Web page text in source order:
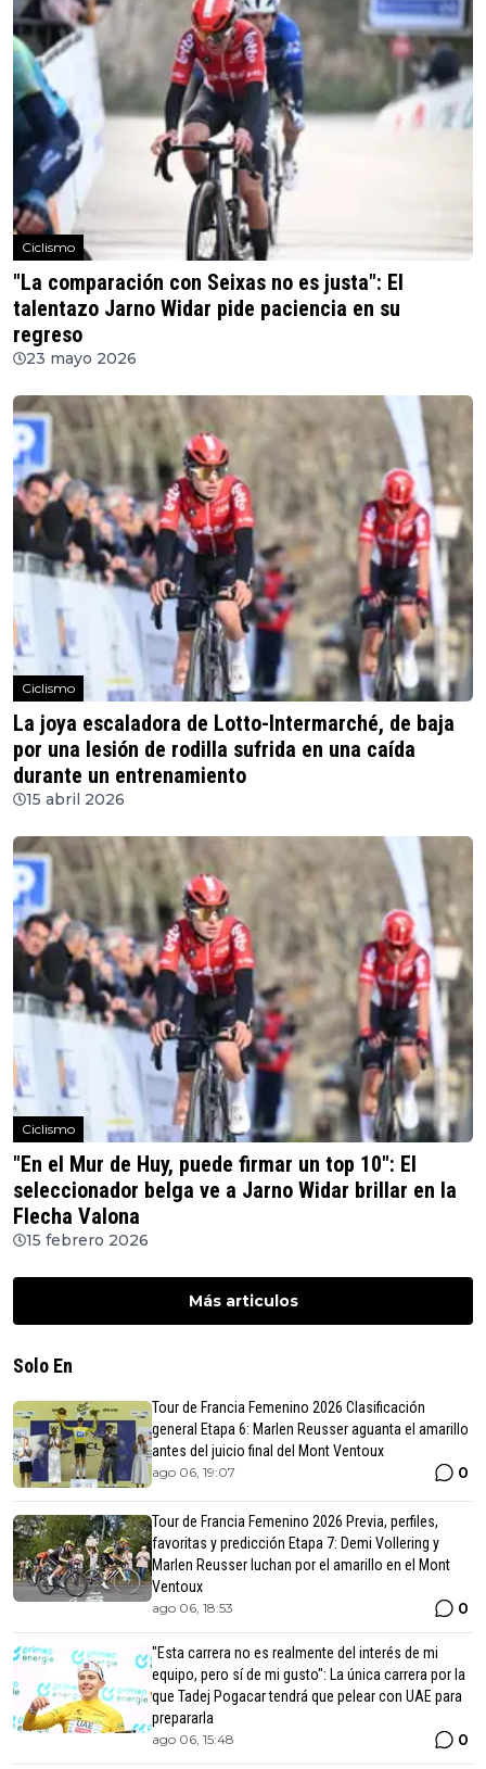
Ciclismo
"La comparación con Seixas no es justa": El
talentazo Jarno Widar pide paciencia en su
regreso
23 mayo 2026
Ciclismo
La joya escaladora de Lotto-Intermarché, de baja
por una lesión de rodilla sufrida en una caída
durante un entrenamiento
15 abril 2026
Ciclismo
"En el Mur de Huy, puede firmar un top 10": El
seleccionador belga ve a Jarno Widar brillar en la
Flecha Valona
15 febrero 2026
Más articulos
Solo En
Tour de Francia Femenino 2026 Clasificación
general Etapa 6: Marlen Reusser aguanta el amarillo
antes del juicio final del Mont Ventoux
ago 06, 19:07 0
Tour de Francia Femenino 2026 Previa, perfiles,
favoritas y predicción Etapa 7: Demi Vollering y
Marlen Reusser luchan por el amarillo en el Mont
Ventoux
ago 06, 18:53 0
"Esta carrera no es realmente del interés de mi
equipo, pero sí de mi gusto": La única carrera por la
que Tadej Pogacar tendrá que pelear con UAE para
prepararla
ago 06, 15:48 0